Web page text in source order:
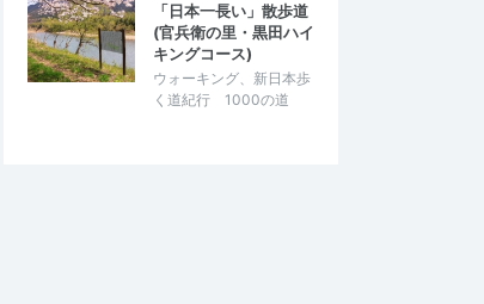
「日本一長い」散歩道
(官兵衛の里・黒田ハイ
キングコース)
ウォーキング、新日本歩
く道紀行 1000の道